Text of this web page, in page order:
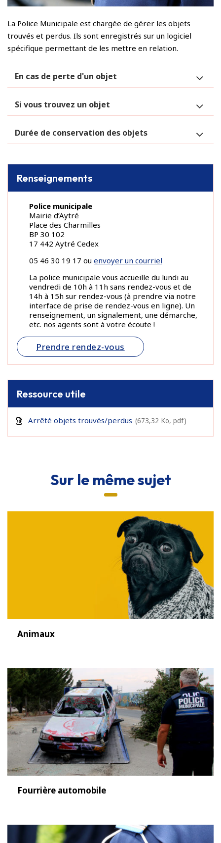
La Police Municipale est chargée de gérer les objets
trouvés et perdus. Ils sont enregistrés sur un logiciel
spécifique permettant de les mettre en relation.
En cas de perte d'un objet
Si vous trouvez un objet
Durée de conservation des objets
Renseignements
Police municipale
Mairie d’Aytré
Place des Charmilles
BP 30 102
17 442 Aytré Cedex
05 46 30 19 17 ou envoyer un courriel
La police municipale vous accueille du lundi au
vendredi de 10h à 11h sans rendez-vous et de
14h à 15h sur rendez-vous (à prendre via notre
interface de prise de rendez-vous en ligne). Un
renseignement, un signalement, une démarche,
etc. nos agents sont à votre écoute !
Prendre rendez-vous
Ressource utile
Arrêté objets trouvés/perdus 673,32 Ko, pdf
Sur le même sujet
Animaux
Fourrière automobile